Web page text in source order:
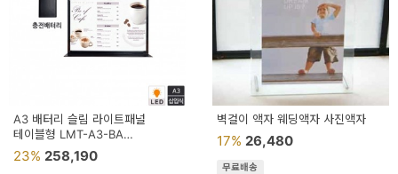
A3 배터리 슬림 라이트패널
테이블형 LMT-A3-BA
테이블홍보판 조명액자 식탁광고판
23% 258,190
벽걸이 액자 웨딩액자 사진액자
17% 26,480
무료배송